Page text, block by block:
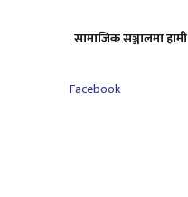
सामाजिक सञ्जालमा हामी
Facebook